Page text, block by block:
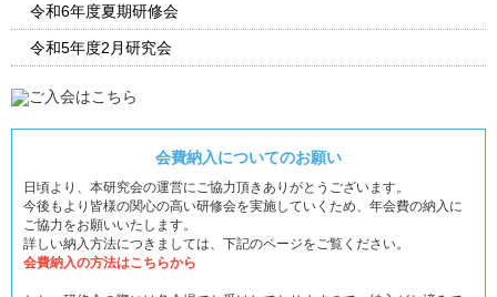
令和6年度夏期研修会
令和5年度2月研究会
会費納入についてのお願い
日頃より、本研究会の運営にご協力頂きありがとうございます。
今後もより皆様の関心の高い研修会を実施していくため、年会費の納入に
ご協力をお願いいたします。
詳しい納入方法につきましては、下記のページをご覧ください。
会費納入の方法はこちらから